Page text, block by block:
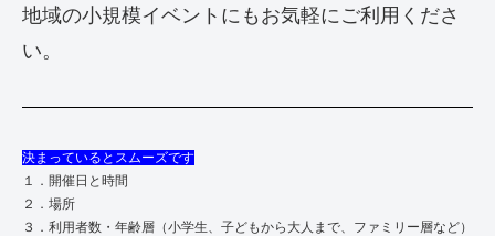
地域の小規模イベントにもお気軽にご利用くださ
い。
決まっているとスムーズです
１．開催日と時間
２．場所
３．利用者数・年齢層（小学生、子どもから大人まで、ファミリー層など）